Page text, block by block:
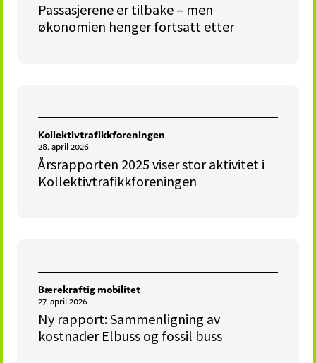
Passasjerene er tilbake – men
økonomien henger fortsatt etter
Kollektivtrafikkforeningen
28. april 2026
Årsrapporten 2025 viser stor aktivitet i
Kollektivtrafikkforeningen
Bærekraftig mobilitet
27. april 2026
Ny rapport: Sammenligning av
kostnader Elbuss og fossil buss